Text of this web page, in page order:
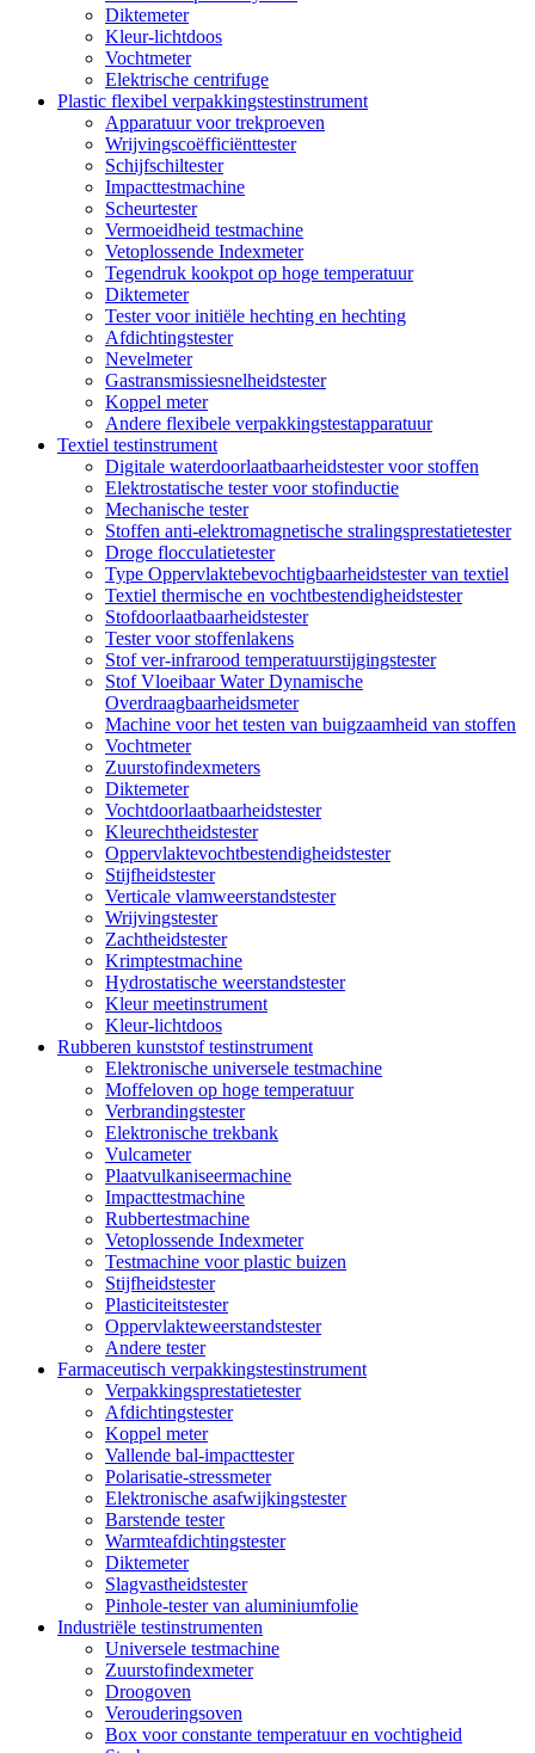
Diktemeter
Kleur-lichtdoos
Vochtmeter
Elektrische centrifuge
Plastic flexibel verpakkingstestinstrument
Apparatuur voor trekproeven
Wrijvingscoëfficiënttester
Schijfschiltester
Impacttestmachine
Scheurtester
Vermoeidheid testmachine
Vetoplossende Indexmeter
Tegendruk kookpot op hoge temperatuur
Diktemeter
Tester voor initiële hechting en hechting
Afdichtingstester
Nevelmeter
Gastransmissiesnelheidstester
Koppel meter
Andere flexibele verpakkingstestapparatuur
Textiel testinstrument
Digitale waterdoorlaatbaarheidstester voor stoffen
Elektrostatische tester voor stofinductie
Mechanische tester
Stoffen anti-elektromagnetische stralingsprestatietester
Droge flocculatietester
Type Oppervlaktebevochtigbaarheidstester van textiel
Textiel thermische en vochtbestendigheidstester
Stofdoorlaatbaarheidstester
Tester voor stoffenlakens
Stof ver-infrarood temperatuurstijgingstester
Stof Vloeibaar Water Dynamische
Overdraagbaarheidsmeter
Machine voor het testen van buigzaamheid van stoffen
Vochtmeter
Zuurstofindexmeters
Diktemeter
Vochtdoorlaatbaarheidstester
Kleurechtheidstester
Oppervlaktevochtbestendigheidstester
Stijfheidstester
Verticale vlamweerstandstester
Wrijvingstester
Zachtheidstester
Krimptestmachine
Hydrostatische weerstandstester
Kleur meetinstrument
Kleur-lichtdoos
Rubberen kunststof testinstrument
Elektronische universele testmachine
Moffeloven op hoge temperatuur
Verbrandingstester
Elektronische trekbank
Vulcameter
Plaatvulkaniseermachine
Impacttestmachine
Rubbertestmachine
Vetoplossende Indexmeter
Testmachine voor plastic buizen
Stijfheidstester
Plasticiteitstester
Oppervlakteweerstandstester
Andere tester
Farmaceutisch verpakkingstestinstrument
Verpakkingsprestatietester
Afdichtingstester
Koppel meter
Vallende bal-impacttester
Polarisatie-stressmeter
Elektronische asafwijkingstester
Barstende tester
Warmteafdichtingstester
Diktemeter
Slagvastheidstester
Pinhole-tester van aluminiumfolie
Industriële testinstrumenten
Universele testmachine
Zuurstofindexmeter
Droogoven
Verouderingsoven
Box voor constante temperatuur en vochtigheid